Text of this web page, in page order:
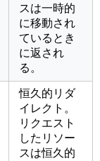
スは一時的
に移動され
ているとき
に返され
る。
恒久的リダ
イレクト。
リクエスト
したリソー
スは恒久的